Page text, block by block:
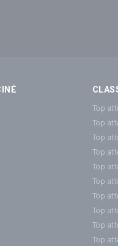
Top
Top
Top
Top
Top
Top
Top
Top
Top
Top